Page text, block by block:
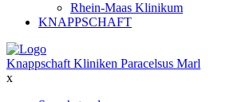
Rhein-Maas Klinikum
KNAPPSCHAFT
Knappschaft Kliniken Paracelsus Marl
x